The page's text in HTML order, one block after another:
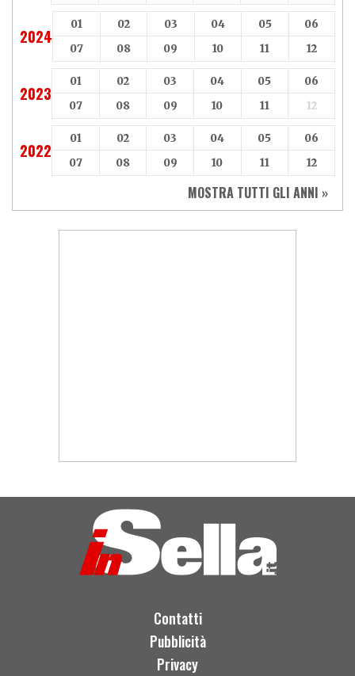
2024
01 02 03 04 05
06
07
08 09 10 11 12
2023
01 02 03 04 05
06
07
08 09 10 11 12
2022
01 02 03 04 05
06
07
08 09 10 11 12
MOSTRA TUTTI GLI ANNI »
Contatti
Pubblicità
Privacy